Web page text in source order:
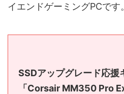
イエンドゲーミングPCです。
SSDアップグレード応援
「Corsair MM350 Pro